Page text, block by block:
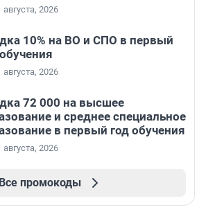
2026
10% на ВО и СПО в первый
2026
72 000 на высшее
и среднее специальное
в первый год обучения
2026
Все промокоды